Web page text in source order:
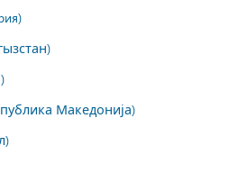
Македонија)